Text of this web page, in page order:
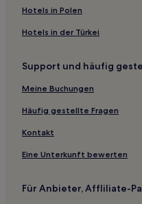
Hotels in Polen
Hotels in der Türkei
Support und häufig
Meine Buchungen
Häufig gestellte Fragen
Kontakt
Eine Unterkunft bewerten
Für Anbieter, Affliliate-